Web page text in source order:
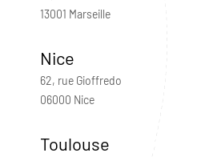
13001 Marseille
Nice
62, rue Gioffredo
06000 Nice
Toulouse